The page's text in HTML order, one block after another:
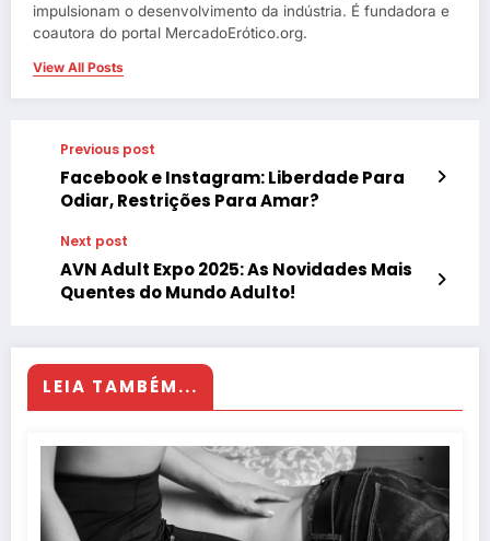
impulsionam o desenvolvimento da indústria. É fundadora e
coautora do portal MercadoErótico.org.
View All Posts
Previous post
Facebook e Instagram: Liberdade Para
Odiar, Restrições Para Amar?
Next post
AVN Adult Expo 2025: As Novidades Mais
Quentes do Mundo Adulto!
LEIA TAMBÉM...